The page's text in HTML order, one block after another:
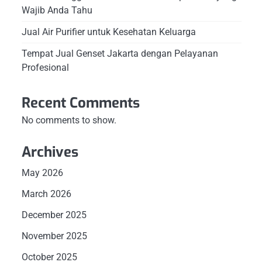
Wajib Anda Tahu
Jual Air Purifier untuk Kesehatan Keluarga
Tempat Jual Genset Jakarta dengan Pelayanan
Profesional
Recent Comments
No comments to show.
Archives
May 2026
March 2026
December 2025
November 2025
October 2025